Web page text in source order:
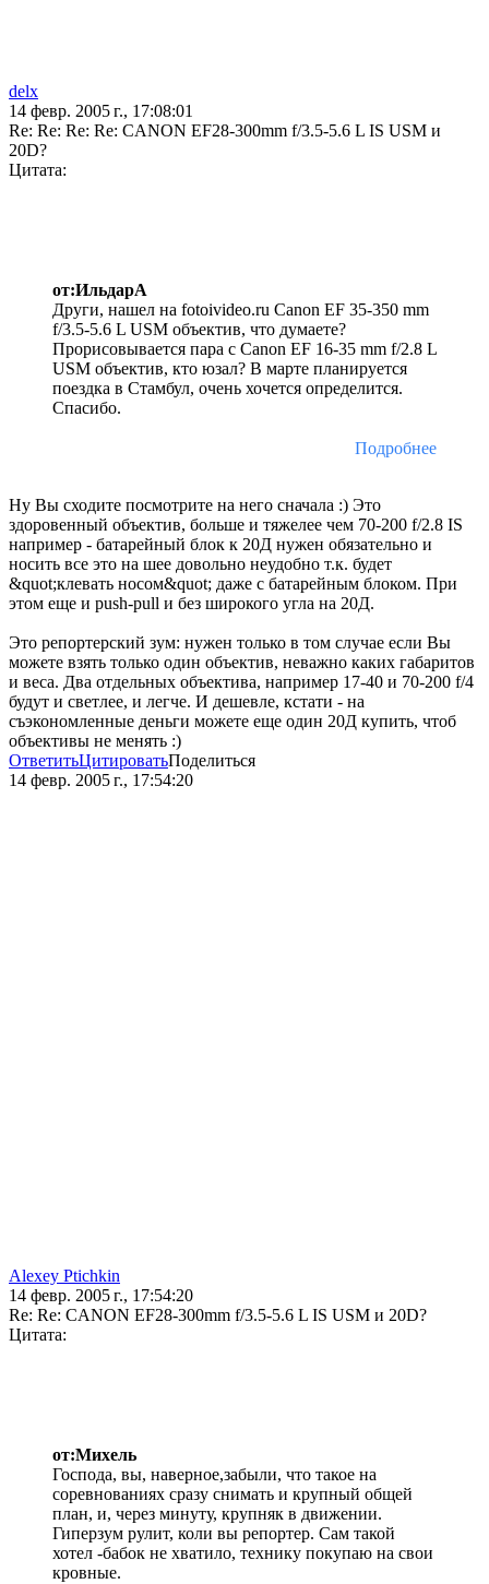
delx
14 февр. 2005 г., 17:08:01
Re: Re: Re: Re: CANON EF28-300mm f/3.5-5.6 L IS USM и
20D?
Цитата:
от:ИльдарА
Други, нашел на fotoivideo.ru Canon EF 35-350 mm
f/3.5-5.6 L USM объектив, что думаете?
Прорисовывается пара с Canon EF 16-35 mm f/2.8 L
USM объектив, кто юзал? В марте планируется
поездка в Стамбул, очень хочется определится.
Спасибо.
Подробнее
Ну Вы сходите посмотрите на него сначала :) Это
здоровенный объектив, больше и тяжелее чем 70-200 f/2.8 IS
например - батарейный блок к 20Д нужен обязательно и
носить все это на шее довольно неудобно т.к. будет
&quot;клевать носом&quot; даже с батарейным блоком. При
этом еще и push-pull и без широкого угла на 20Д.
Это репортерский зум: нужен только в том случае если Вы
можете взять только один объектив, неважно каких габаритов
и веса. Два отдельных объектива, например 17-40 и 70-200 f/4
будут и светлее, и легче. И дешевле, кстати - на
съэкономленные деньги можете еще один 20Д купить, чтоб
объективы не менять :)
ОтветитьЦитироватьПоделиться
14 февр. 2005 г., 17:54:20
Alexey Ptichkin
14 февр. 2005 г., 17:54:20
Re: Re: CANON EF28-300mm f/3.5-5.6 L IS USM и 20D?
Цитата:
от:Михель
Господа, вы, наверное,забыли, что такое на
соревнованиях сразу снимать и крупный общей
план, и, через минуту, крупняк в движении.
Гиперзум рулит, коли вы репортер. Сам такой
хотел -бабок не хватило, технику покупаю на свои
кровные.